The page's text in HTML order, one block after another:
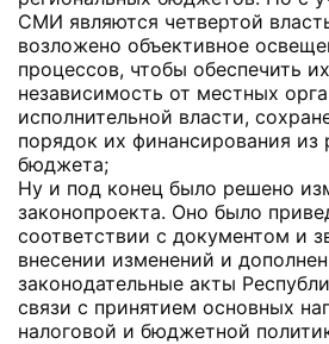
СМИ являются четвертой
возложено объективное
процессов, чтобы обеспечить
независимость от местных
исполнительной власти,
порядок их финансирования из
бюджета;
Ну и под конец было решено
законопроекта. Оно было
соответствии с документом и
внесении изменений и
законодательные акты
связи с принятием основных
налоговой и бюджетной